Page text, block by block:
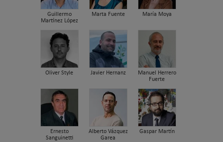
Guillermo
Martínez López
Marta Fuente María Moya
Oliver Style Javier Hernanz
Manuel Herrero
Fuerte
Ernesto
Sanguinetti
Alberto Vázquez
Garea
Gaspar Martín